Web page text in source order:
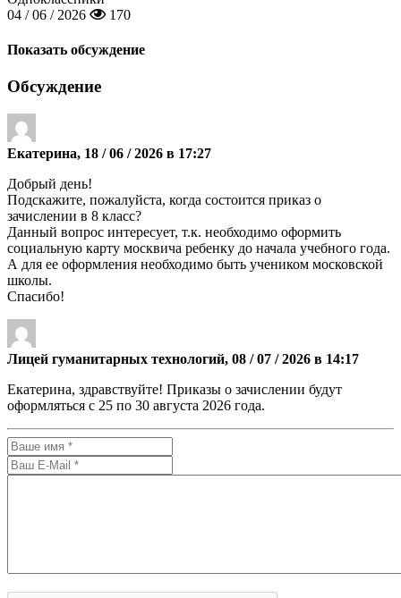
04 / 06 / 2026
170
Показать обсуждение
Обсуждение
Екатерина, 18 / 06 / 2026 в 17:27
Добрый день!
Подскажите, пожалуйста, когда состоится приказ о
зачислении в 8 класс?
Данный вопрос интересует, т.к. необходимо оформить
социальную карту москвича ребенку до начала учебного года.
А для ее оформления необходимо быть учеником московской
школы.
Спасибо!
Лицей гуманитарных технологий, 08 / 07 / 2026 в 14:17
Екатерина, здравствуйте! Приказы о зачислении будут
оформляться с 25 по 30 августа 2026 года.